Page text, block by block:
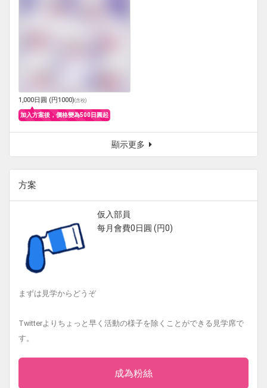
1,000日圓 (円1000)(含稅)
加入方案後，價格變為500日圓起
顯示更多
方案
仮入部員
每月會費0日圓 (円0)
まずは見学からどうぞ
Twitterよりちょっと早く活動の様子を除くことができる見学席で
す。
成為粉絲